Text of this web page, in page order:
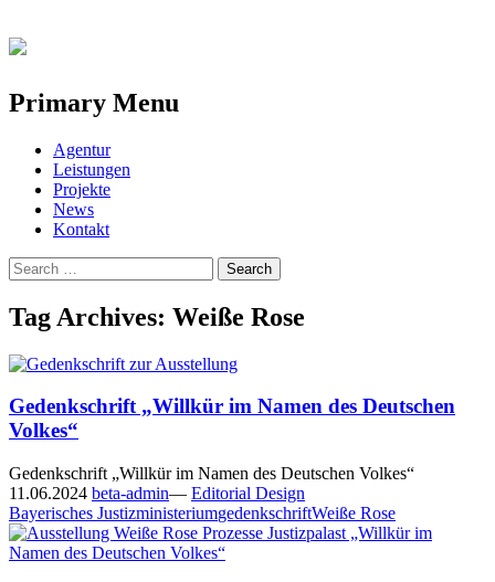
Primary Menu
Skip
content
Agentur
Leistungen
Projekte
News
Kontakt
Search
for:
Tag Archives: Weiße Rose
Gedenkschrift „Willkür im Namen des Deutschen
Volkes“
Gedenkschrift „Willkür im Namen des Deutschen Volkes“
11.06.2024 beta-admin— Editorial Design
Bayerisches JustizministeriumgedenkschriftWeiße Rose